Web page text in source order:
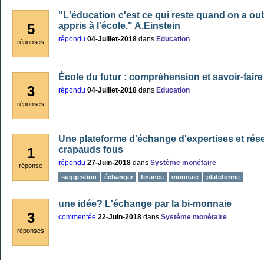
5
réponses
"L'éducation c'est ce qui reste quand on a
appris à l'école." A.Einstein
répondu 04-Juillet-2018 dans Education
3
réponses
École du futur : compréhension et savoir-faire
répondu 04-Juillet-2018 dans Education
1
réponse
Une plateforme d'échange d'expertises et
crapauds fous
répondu 27-Juin-2018 dans Système monétaire
suggestion échanger finance monnaie plateforme
3
réponses
une idée? L'échange par la bi-monnaie
commentée 22-Juin-2018 dans Système monétaire